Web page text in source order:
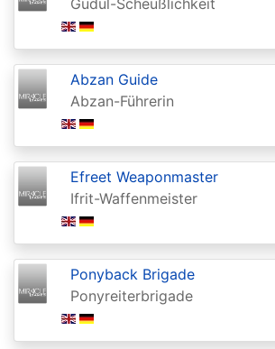
Anthology
II
Commander
Legends
Legends:
Battle
Baldurs
Gate
Commander
Abzan Guide
Abzan-Führerin
Efreet Weaponmaster
Ifrit-Waffenmeister
Ponyback Brigade
Ponyreiterbrigade